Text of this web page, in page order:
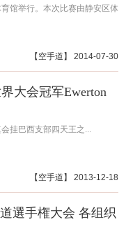
馆举行。本次比赛由静安区体
【 空手道 】 2014-07-30
大会冠军Ewerton
挂巴西支部四天王之...
【 空手道 】 2013-12-18
選手権大会 各组织